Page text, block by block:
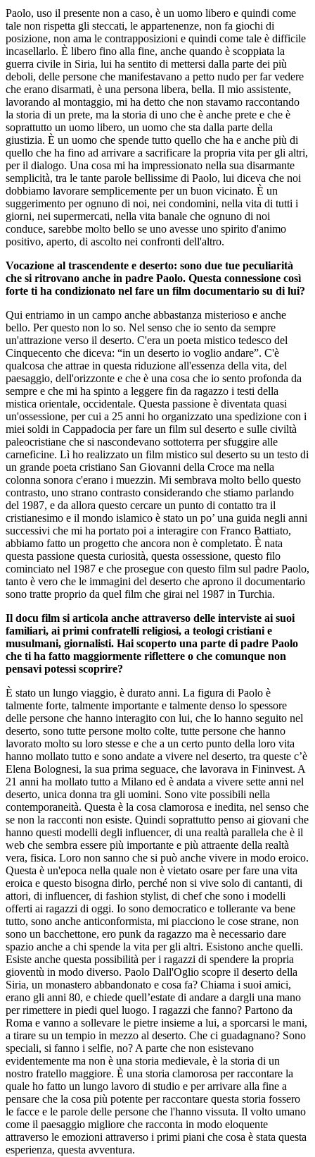
Paolo, uso il presente non a caso, è un uomo libero e quindi come
tale non rispetta gli steccati, le appartenenze, non fa giochi di
posizione, non ama le contrapposizioni e quindi come tale è difficile
incasellarlo. È libero fino alla fine, anche quando è scoppiata la
guerra civile in Siria, lui ha sentito di mettersi dalla parte dei più
deboli, delle persone che manifestavano a petto nudo per far vedere
che erano disarmati, è una persona libera, bella. Il mio assistente,
lavorando al montaggio, mi ha detto che non stavamo raccontando
la storia di un prete, ma la storia di uno che è anche prete e che è
soprattutto un uomo libero, un uomo che sta dalla parte della
giustizia. È un uomo che spende tutto quello che ha e anche più di
quello che ha fino ad arrivare a sacrificare la propria vita per gli altri,
per il dialogo. Una cosa mi ha impressionato nella sua disarmante
semplicità, tra le tante parole bellissime di Paolo, lui diceva che noi
dobbiamo lavorare semplicemente per un buon vicinato. È un
suggerimento per ognuno di noi, nei condomini, nella vita di tutti i
giorni, nei supermercati, nella vita banale che ognuno di noi
conduce, sarebbe molto bello se uno avesse uno spirito d'animo
positivo, aperto, di ascolto nei confronti dell'altro.
Vocazione al trascendente e deserto: sono due tue peculiarità
che si ritrovano anche in padre Paolo. Questa connessione così
forte ti ha condizionato nel fare un film documentario su di lui?
Qui entriamo in un campo anche abbastanza misterioso e anche
bello. Per questo non lo so. Nel senso che io sento da sempre
un'attrazione verso il deserto. C'era un poeta mistico tedesco del
Cinquecento che diceva: “in un deserto io voglio andare”. C'è
qualcosa che attrae in questa riduzione all'essenza della vita, del
paesaggio, dell'orizzonte e che è una cosa che io sento profonda da
sempre e che mi ha spinto a leggere fin da ragazzo i testi della
mistica orientale, occidentale. Questa passione è diventata quasi
un'ossessione, per cui a 25 anni ho organizzato una spedizione con i
miei soldi in Cappadocia per fare un film sul deserto e sulle civiltà
paleocristiane che si nascondevano sottoterra per sfuggire alle
carneficine. Lì ho realizzato un film mistico sul deserto su un testo di
un grande poeta cristiano San Giovanni della Croce ma nella
colonna sonora c'erano i muezzin. Mi sembrava molto bello questo
contrasto, uno strano contrasto considerando che stiamo parlando
del 1987, e da allora questo cercare un punto di contatto tra il
cristianesimo e il mondo islamico è stato un po’ una guida negli anni
successivi che mi ha portato poi a interagire con Franco Battiato,
abbiamo fatto un progetto che ancora non è completato. È nata
questa passione questa curiosità, questa ossessione, questo filo
cominciato nel 1987 e che prosegue con questo film sul padre Paolo,
tanto è vero che le immagini del deserto che aprono il documentario
sono tratte proprio da quel film che girai nel 1987 in Turchia.
Il docu film si articola anche attraverso delle interviste ai suoi
familiari, ai primi confratelli religiosi, a teologi cristiani e
musulmani, giornalisti. Hai scoperto una parte di padre Paolo
che ti ha fatto maggiormente riflettere o che comunque non
pensavi potessi scoprire?
È stato un lungo viaggio, è durato anni. La figura di Paolo è
talmente forte, talmente importante e talmente denso lo spessore
delle persone che hanno interagito con lui, che lo hanno seguito nel
deserto, sono tutte persone molto colte, tutte persone che hanno
lavorato molto su loro stesse e che a un certo punto della loro vita
hanno mollato tutto e sono andate a vivere nel deserto, tra queste c’è
Elena Bolognesi, la sua prima seguace, che lavorava in Fininvest. A
21 anni ha mollato tutto a Milano ed è andata a vivere sette anni nel
deserto, unica donna tra gli uomini. Sono vite possibili nella
contemporaneità. Questa è la cosa clamorosa e inedita, nel senso che
se non la racconti non esiste. Quindi soprattutto penso ai giovani che
hanno questi modelli degli influencer, di una realtà parallela che è il
web che sembra essere più importante e più attraente della realtà
vera, fisica. Loro non sanno che si può anche vivere in modo eroico.
Questa è un'epoca nella quale non è vietato osare per fare una vita
eroica e questo bisogna dirlo, perché non si vive solo di cantanti, di
attori, di influencer, di fashion stylist, di chef che sono i modelli
offerti ai ragazzi di oggi. Io sono democratico e tollerante va bene
tutto, sono anche anticonformista, mi piacciono le cose strane, non
sono un bacchettone, ero punk da ragazzo ma è necessario dare
spazio anche a chi spende la vita per gli altri. Esistono anche quelli.
Esiste anche questa possibilità per i ragazzi di spendere la propria
gioventù in modo diverso. Paolo Dall'Oglio scopre il deserto della
Siria, un monastero abbandonato e cosa fa? Chiama i suoi amici,
erano gli anni 80, e chiede quell’estate di andare a dargli una mano
per rimettere in piedi quel luogo. I ragazzi che fanno? Partono da
Roma e vanno a sollevare le pietre insieme a lui, a sporcarsi le mani,
a tirare su un tempio in mezzo al deserto. Che ci guadagnano? Sono
speciali, si fanno i selfie, no? A parte che non esistevano
evidentemente ma non è una storia medievale, è la storia di un
nostro fratello maggiore. È una storia clamorosa per raccontare la
quale ho fatto un lungo lavoro di studio e per arrivare alla fine a
pensare che la cosa più potente per raccontare questa storia fossero
le facce e le parole delle persone che l'hanno vissuta. Il volto umano
come il paesaggio migliore che racconta in modo eloquente
attraverso le emozioni attraverso i primi piani che cosa è stata questa
esperienza, questa avventura.